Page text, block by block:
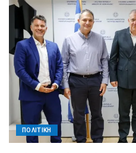
ΠΟΛΙΤΙΚΗ